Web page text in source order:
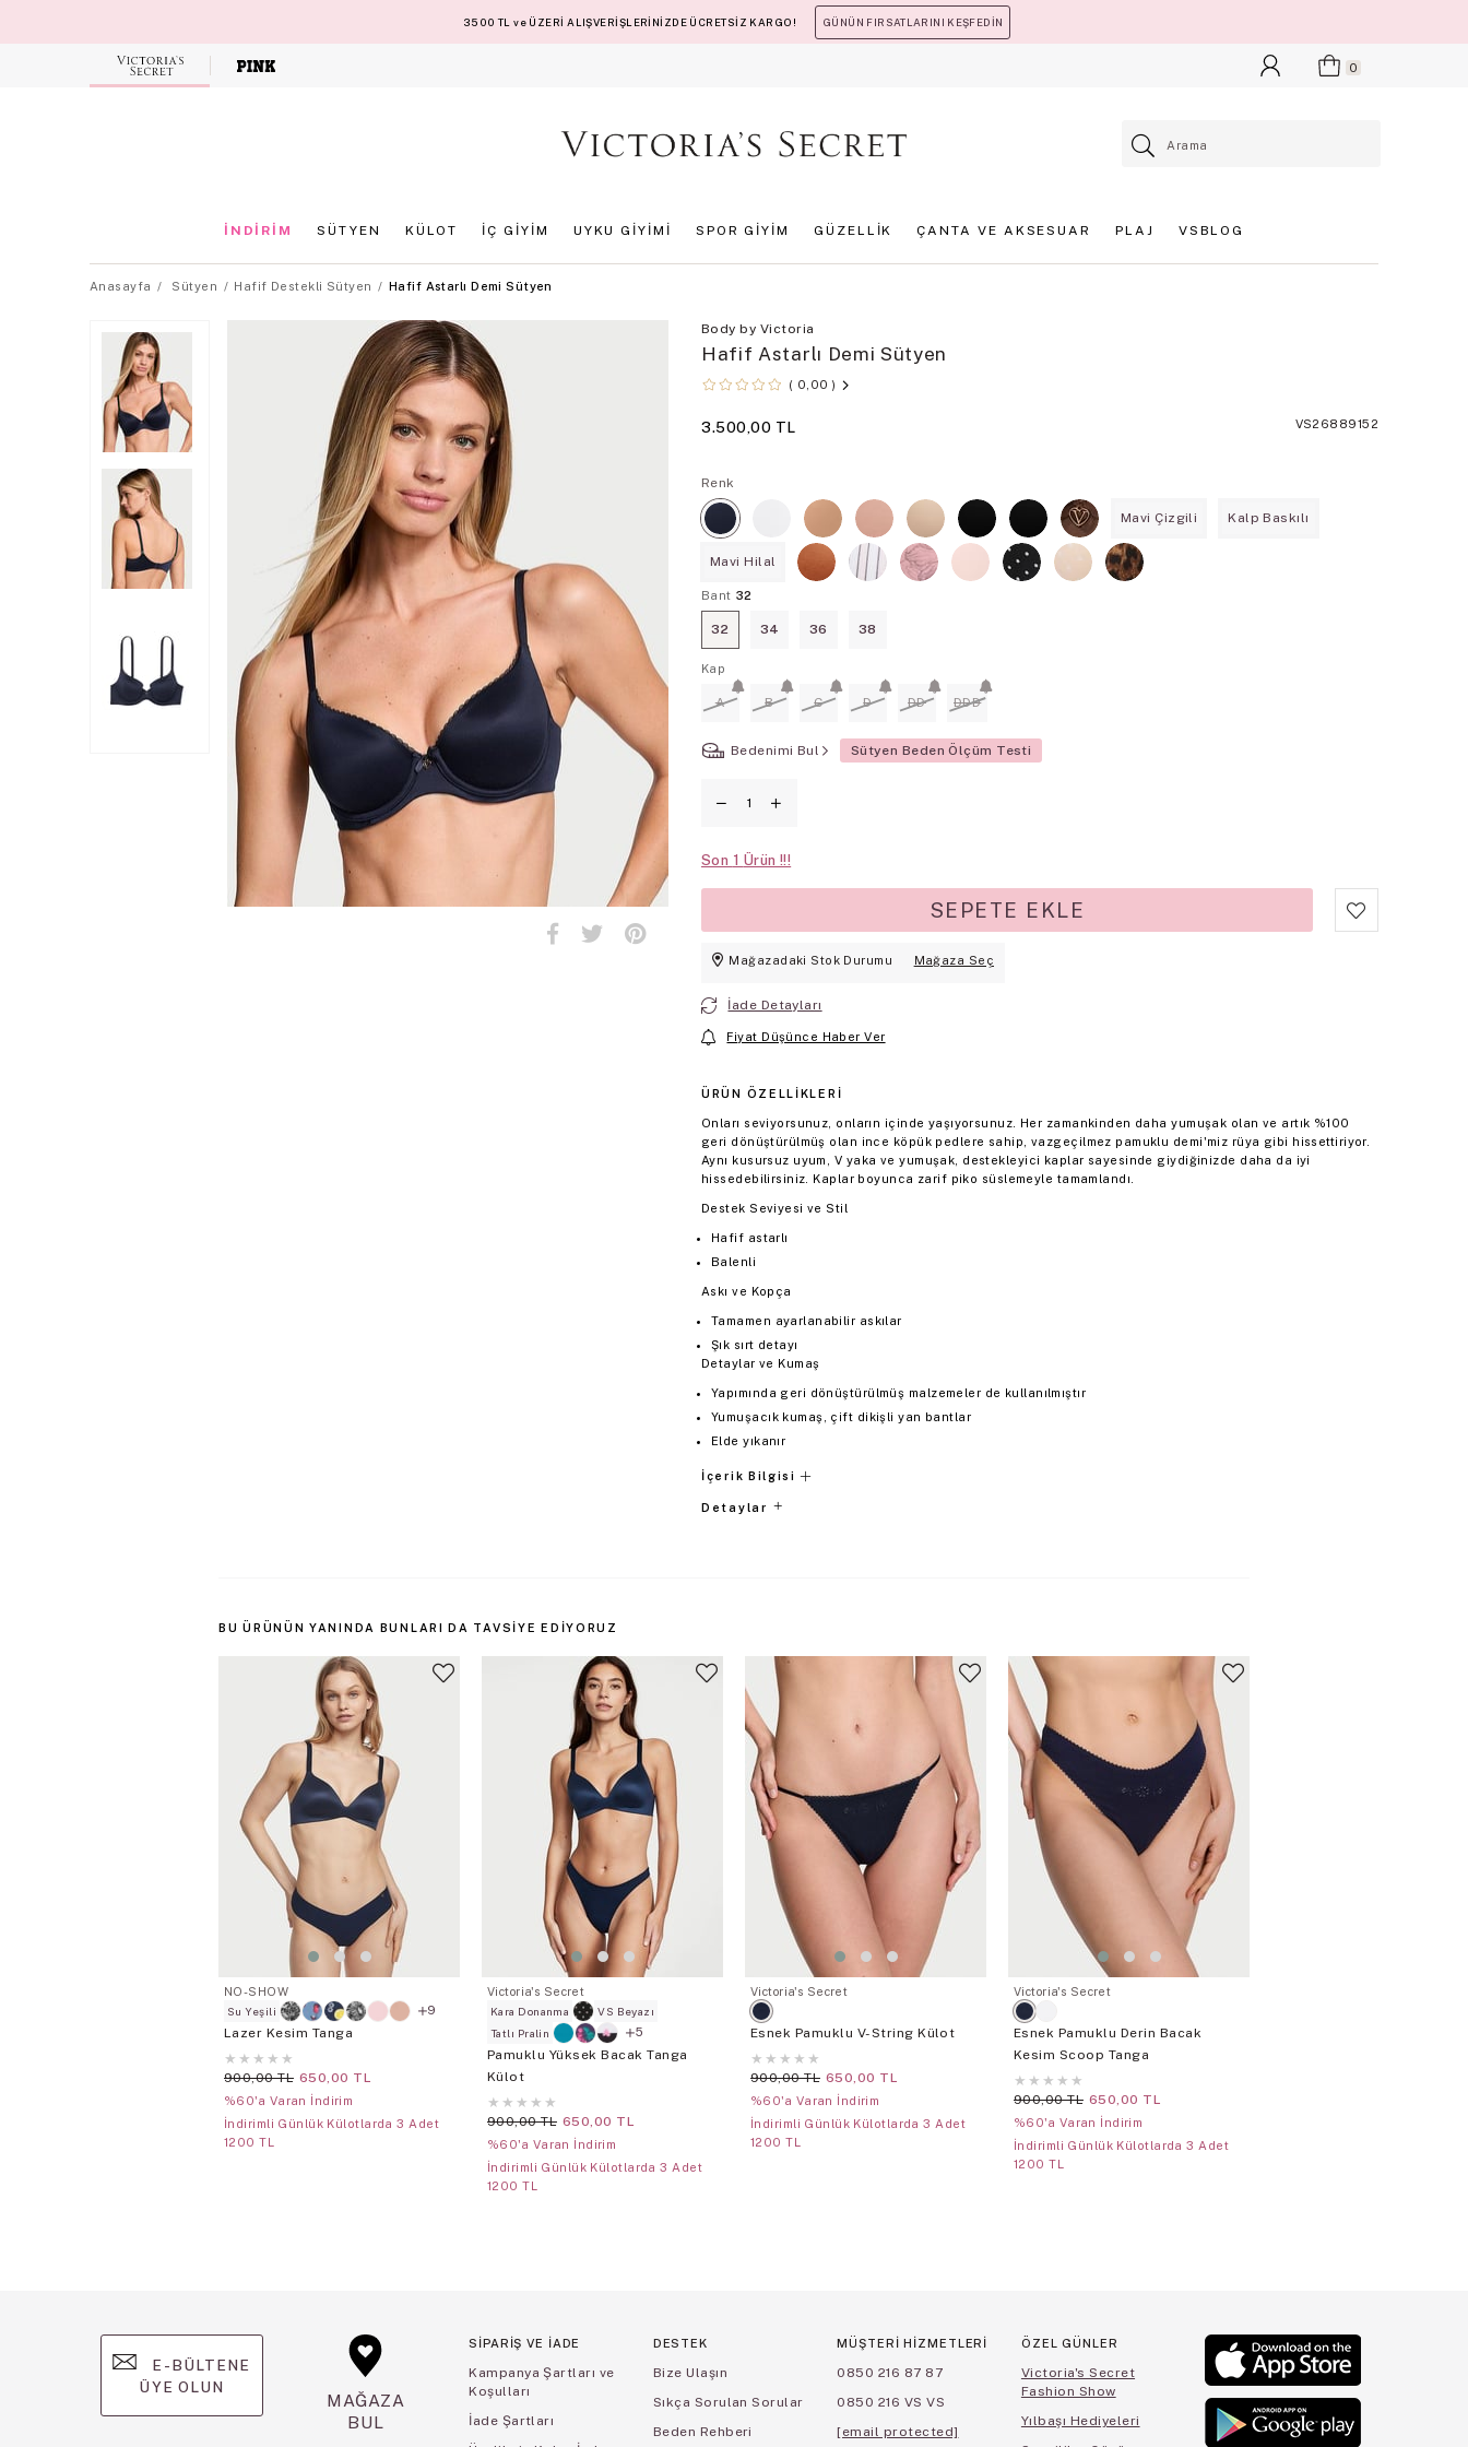
3500 TL ve ÜZERİ ALIŞVERİŞLERİNİZDE ÜCRETSİZ KARGO! GÜNÜN FIRSATLARINI KEŞFEDİN
Victoria's
Secret
0
İNDİRİM SÜTYEN KÜLOT İÇ GİYİM UYKU GİYİMİ SPOR GİYİM GÜZELLİK ÇANTA VE AKSESUAR PLAJ VSBLOG
Anasayfa Sütyen Hafif Destekli Sütyen Hafif Astarlı Demi Sütyen
Body by Victoria
Hafif Astarlı Demi Sütyen
0,00
3.500,00 TL VS26889152
Renk
Mavi Çizgili Kalp Baskılı
Mavi Hilal
Bant 32
32 34 36 38
Kap
A B C D DD DDD
Bedenimi Bul Sütyen Beden Ölçüm Testi
Son 1
Mağazadaki Stok Durumu Mağaza Seç
İade Detayları
Fiyat Düşünce Haber Ver
ÜRÜN ÖZELLIKLERI
Onları seviyorsunuz, onların içinde yaşıyorsunuz. Her zamankinden daha yumuşak olan ve artık %100
geri dönüştürülmüş olan ince köpük pedlere sahip, vazgeçilmez pamuklu demi'miz rüya gibi hissettiriyor.
Aynı kusursuz uyum, V yaka ve yumuşak, destekleyici kaplar sayesinde giydiğinizde daha da iyi
hissedebilirsiniz. Kaplar boyunca zarif piko süslemeyle tamamlandı.
Destek Seviyesi ve Stil
Hafif astarlı
Balenli
Askı ve Kopça
Tamamen ayarlanabilir askılar
Şık sırt detayı
Detaylar ve Kumaş
Yapımında geri dönüştürülmüş malzemeler de kullanılmıştır
Yumuşacık kumaş, çift dikişli yan bantlar
Elde yıkanır
İçerik Bilgisi
Detaylar
BU ÜRÜNÜN YANINDA BUNLARI DA TAVSIYE EDIYORUZ
NO-SHOW
Su Yeşili
9
Lazer Kesim Tanga
★ ★ ★ ★ ★
900,00 TL 650,00 TL
%60'a Varan İndirim
İndirimli Günlük Külotlarda 3 Adet
1200 TL
Victoria's Secret
Kara Donanma
VS Beyazı
Tatlı Pralin
5
Pamuklu Yüksek Bacak Tanga
Külot
★ ★ ★ ★ ★
900,00 TL 650,00 TL
%60'a Varan İndirim
İndirimli Günlük Külotlarda 3 Adet
1200 TL
Victoria's Secret
Esnek Pamuklu V-String Külot
★ ★ ★ ★ ★
900,00 TL 650,00 TL
%60'a Varan İndirim
İndirimli Günlük Külotlarda 3 Adet
1200 TL
Victoria's Secret
Esnek Pamuklu Derin Bacak
Kesim Scoop Tanga
★ ★ ★ ★ ★
900,00 TL 650,00 TL
%60'a Varan İndirim
İndirimli Günlük Külotlarda 3 Adet
1200 TL
E-BÜLTENE
ÜYE OLUN
MAĞAZA
BUL
SİPARİŞ VE İADE
Kampanya Şartları ve
Koşulları
İade Şartları
DESTEK
Bize Ulaşın
Sıkça Sorulan Sorular
Beden Rehberi
MÜŞTERİ HİZMETLERİ
0850 216 87 87
0850 216 VS VS
[email protected]
ÖZEL GÜNLER
Victoria's Secret
Fashion Show
Yılbaşı Hediyeleri